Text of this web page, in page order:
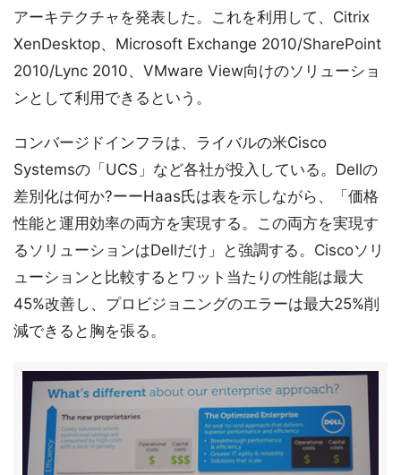
アーキテクチャを発表した。これを利用して、Citrix
XenDesktop、Microsoft Exchange 2010/SharePoint
2010/Lync 2010、VMware View向けのソリューショ
ンとして利用できるという。
コンバージドインフラは、ライバルの米Cisco
Systemsの「UCS」など各社が投入している。Dellの
差別化は何か?ーーHaas氏は表を示しながら、「価格
性能と運用効率の両方を実現する。この両方を実現す
るソリューションはDellだけ」と強調する。Ciscoソリ
ューションと比較するとワット当たりの性能は最大
45%改善し、プロビジョニングのエラーは最大25%削
減できると胸を張る。